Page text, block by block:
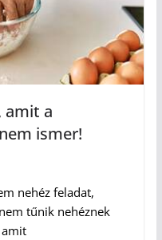
amit a
ismer!
nehéz feladat,
tűnik nehéznek